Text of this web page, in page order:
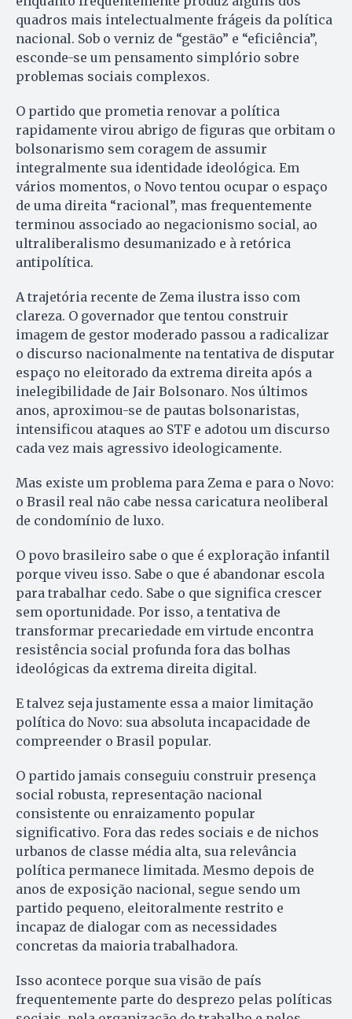
quadros mais intelectualmente frágeis da política
nacional. Sob o verniz de “gestão” e “eficiência”,
esconde-se um pensamento simplório sobre
problemas sociais complexos.
O partido que prometia renovar a política
rapidamente virou abrigo de figuras que orbitam o
bolsonarismo sem coragem de assumir
integralmente sua identidade ideológica. Em
vários momentos, o Novo tentou ocupar o espaço
de uma direita “racional”, mas frequentemente
terminou associado ao negacionismo social, ao
ultraliberalismo desumanizado e à retórica
antipolítica.
A trajetória recente de Zema ilustra isso com
clareza. O governador que tentou construir
imagem de gestor moderado passou a radicalizar
o discurso nacionalmente na tentativa de disputar
espaço no eleitorado da extrema direita após a
inelegibilidade de Jair Bolsonaro. Nos últimos
anos, aproximou-se de pautas bolsonaristas,
intensificou ataques ao STF e adotou um discurso
cada vez mais agressivo ideologicamente.
Mas existe um problema para Zema e para o Novo:
o Brasil real não cabe nessa caricatura neoliberal
de condomínio de luxo.
O povo brasileiro sabe o que é exploração infantil
porque viveu isso. Sabe o que é abandonar escola
para trabalhar cedo. Sabe o que significa crescer
sem oportunidade. Por isso, a tentativa de
transformar precariedade em virtude encontra
resistência social profunda fora das bolhas
ideológicas da extrema direita digital.
E talvez seja justamente essa a maior limitação
política do Novo: sua absoluta incapacidade de
compreender o Brasil popular.
O partido jamais conseguiu construir presença
social robusta, representação nacional
consistente ou enraizamento popular
significativo. Fora das redes sociais e de nichos
urbanos de classe média alta, sua relevância
política permanece limitada. Mesmo depois de
anos de exposição nacional, segue sendo um
partido pequeno, eleitoralmente restrito e
incapaz de dialogar com as necessidades
concretas da maioria trabalhadora.
Isso acontece porque sua visão de país
frequentemente parte do desprezo pelas políticas